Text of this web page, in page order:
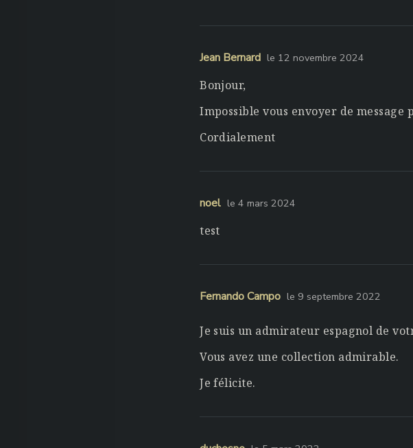
Jean Bernard le 12 novembre 2024
Bonjour,
Impossible vous envoyer de message
Cordialement
noel le 4 mars 2024
test
Fernando Campo le 9 septembre 2022
Je suis un admirateur espagnol de
Vous avez une collection admirable.
Je félicite.